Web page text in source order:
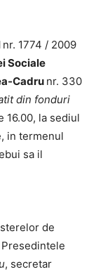
nr. 1774 / 2009
Sociale
Cadru nr. 330
din fonduri
16.00, la sediul
in termenul
sa il
de
, secretar